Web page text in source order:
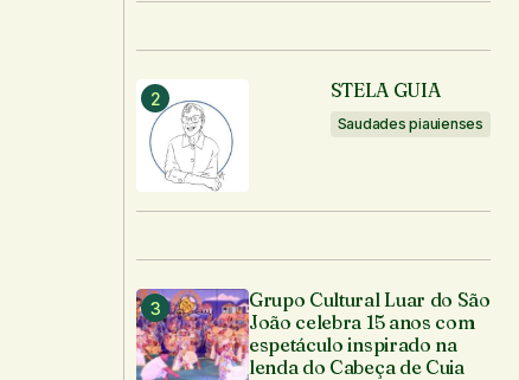
STELA GUIA
Saudades piauienses
Grupo Cultural Luar do São
João celebra 15 anos com
espetáculo inspirado na
lenda do Cabeça de Cuia